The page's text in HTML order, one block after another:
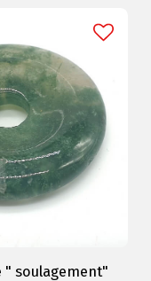
" soulagement"